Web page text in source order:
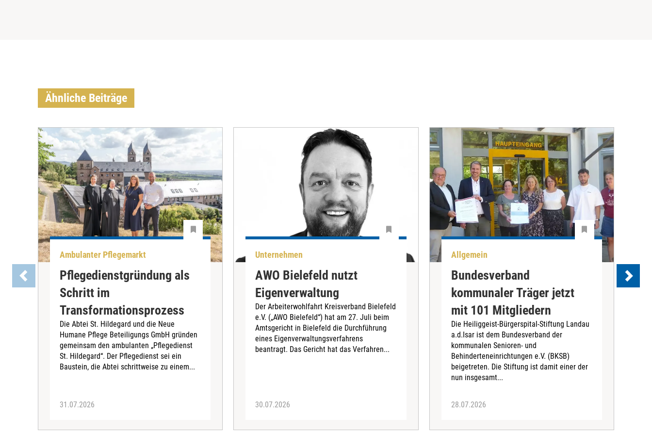
Ähnliche Beiträge
Ambulanter Pflegemarkt
Pflegedienstgründung als
Schritt im
Transformationsprozess
Die Abtei St. Hildegard und die Neue
Humane Pflege Beteiligungs GmbH gründen
gemeinsam den ambulanten „Pflegedienst
St. Hildegard“. Der Pflegedienst sei ein
Baustein, die Abtei schrittweise zu einem...
31.07.2026
Unternehmen
AWO Bielefeld nutzt
Eigenverwaltung
Der Arbeiterwohlfahrt Kreisverband Bielefeld
e.V. („AWO Bielefeld“) hat am 27. Juli beim
Amtsgericht in Bielefeld die Durchführung
eines Eigenverwaltungsverfahrens
beantragt. Das Gericht hat das Verfahren...
30.07.2026
Allgemein
Bundesverband
kommunaler Träger jetzt
mit 101 Mitgliedern
Die Heiliggeist-Bürgerspital-Stiftung Landau
a.d.Isar ist dem Bundesverband der
kommunalen Senioren- und
Behinderteneinrichtungen e.V. (BKSB)
beigetreten. Die Stiftung ist damit einer der
nun insgesamt...
28.07.2026